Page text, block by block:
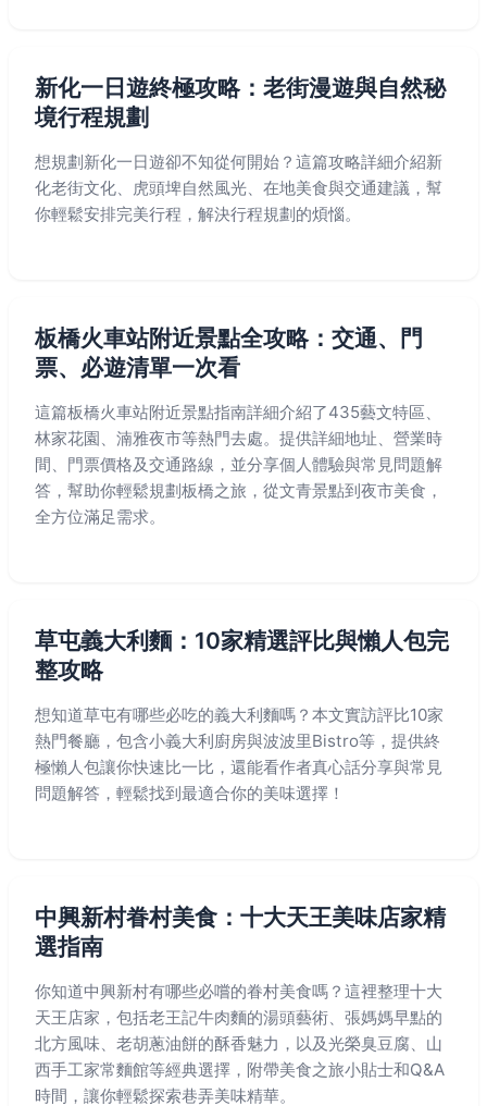
新化一日遊終極攻略：老街漫遊與自然秘
境行程規劃
想規劃新化一日遊卻不知從何開始？這篇攻略詳細介紹新
化老街文化、虎頭埤自然風光、在地美食與交通建議，幫
你輕鬆安排完美行程，解決行程規劃的煩惱。
板橋火車站附近景點全攻略：交通、門
票、必遊清單一次看
這篇板橋火車站附近景點指南詳細介紹了435藝文特區、
林家花園、湳雅夜市等熱門去處。提供詳細地址、營業時
間、門票價格及交通路線，並分享個人體驗與常見問題解
答，幫助你輕鬆規劃板橋之旅，從文青景點到夜市美食，
全方位滿足需求。
草屯義大利麵：10家精選評比與懶人包完
整攻略
想知道草屯有哪些必吃的義大利麵嗎？本文實訪評比10家
熱門餐廳，包含小義大利廚房與波波里Bistro等，提供終
極懶人包讓你快速比一比，還能看作者真心話分享與常見
問題解答，輕鬆找到最適合你的美味選擇！
中興新村眷村美食：十大天王美味店家精
選指南
你知道中興新村有哪些必嚐的眷村美食嗎？這裡整理十大
天王店家，包括老王記牛肉麵的湯頭藝術、張媽媽早點的
北方風味、老胡蔥油餅的酥香魅力，以及光榮臭豆腐、山
西手工家常麵館等經典選擇，附帶美食之旅小貼士和Q&A
時間，讓你輕鬆探索巷弄美味精華。